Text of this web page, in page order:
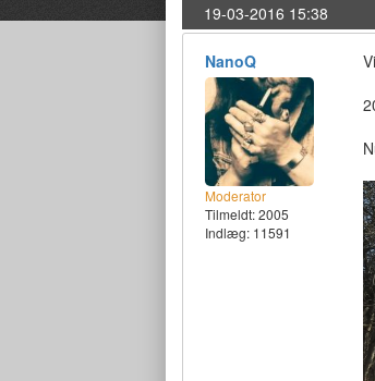
19-03-2016 15:38
NanoQ
Moderator
Tilmeldt:2005
Indlæg: 11591